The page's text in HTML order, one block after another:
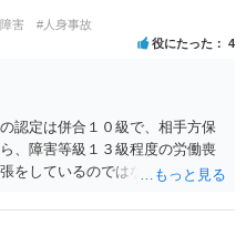
害 #人身事故
役にたった 4
認定は併合１０級で、相手方保
、障害等級１３級程度の労働喪
をしているのではないでしょう
らないでしょう。今の弁護士と